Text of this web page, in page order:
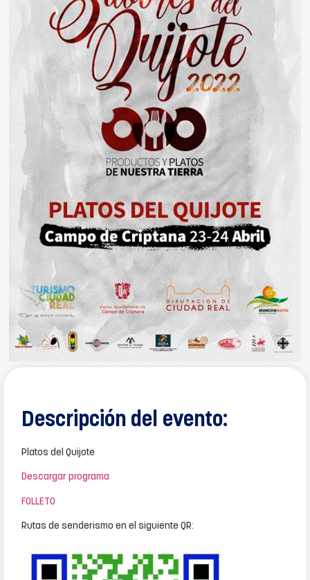
Descripción del evento:
Platos del Quijote
Descargar programa
FOLLETO
Rutas de senderismo en el siguiente QR: